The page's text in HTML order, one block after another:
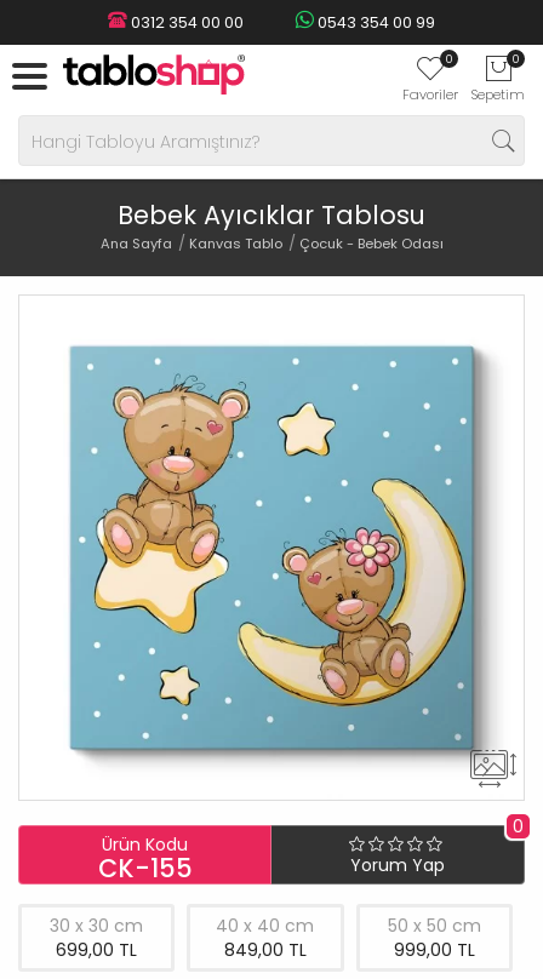
0312 354 00 00 0543 354 00 99
0
Favoriler
0
Sepetim
Bebek Ayıcıklar Tablosu
Ana Sayfa Kanvas Tablo Çocuk - Bebek Odası
Ürün Kodu
CK-155
0
Yorum Yap
30 x 30 cm
699,00 TL
40 x 40 cm
849,00 TL
50 x 50 cm
999,00 TL